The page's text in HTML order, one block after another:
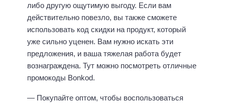
либо другую ощутимую выгоду. Если вам
действительно повезло, вы также сможете
использовать код скидки на продукт, который
уже сильно уценен. Вам нужно искать эти
предложения, и ваша тяжелая работа будет
вознаграждена. Тут можно посмотреть отличные
промокоды Bonkod.
— Покупайте оптом, чтобы воспользоваться